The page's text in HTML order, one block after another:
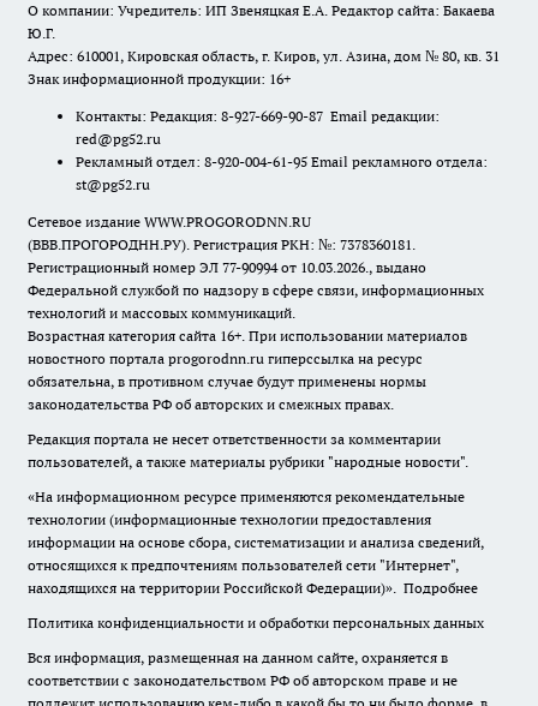
О компании: Учредитель: ИП Звеняцкая Е.А. Редактор сайта: Бакаева
Ю.Г.
Адрес: 610001, Кировская область, г. Киров, ул. Азина, дом № 80, кв. 31
Знак информационной продукции: 16+
Контакты: Редакция: 8-927-669-90-87 Email редакции:
red@pg52.ru
Рекламный отдел: 8-920-004-61-95 Email рекламного отдела:
st@pg52.ru
Сетевое издание WWW.PROGORODNN.RU
(ВВВ.ПРОГОРОДНН.РУ). Регистрация РКН: №: 7378360181.
Регистрационный номер ЭЛ 77-90994 от 10.03.2026., выдано
Федеральной службой по надзору в сфере связи, информационных
технологий и массовых коммуникаций.
Возрастная категория сайта 16+. При использовании материалов
новостного портала progorodnn.ru гиперссылка на ресурс
обязательна, в противном случае будут применены нормы
законодательства РФ об авторских и смежных правах.
Редакция портала не несет ответственности за комментарии
пользователей, а также материалы рубрики "народные новости".
«На информационном ресурсе применяются рекомендательные
технологии (информационные технологии предоставления
информации на основе сбора, систематизации и анализа сведений,
относящихся к предпочтениям пользователей сети "Интернет",
находящихся на территории Российской Федерации)». Подробнее
Политика конфиденциальности и обработки персональных данных
Вся информация, размещенная на данном сайте, охраняется в
соответствии с законодательством РФ об авторском праве и не